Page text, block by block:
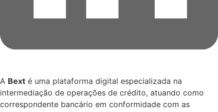
A Bext é uma plataforma digital especializada na
intermediação de operações de crédito, atuando como
correspondente bancário em conformidade com as